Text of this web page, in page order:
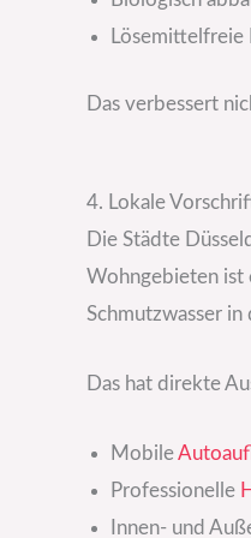
Lösemittelfreie
Das verbessert
4. Lokale
Die Städte
Wohngebieten ist
Schmutzwasser in
Das hat direkte
Mobile
Professionelle
Innen- und